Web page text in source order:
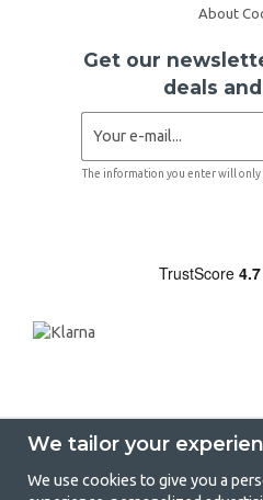
About
Get our
deals
The information you enter will
We tailor your
We use cookies to give you a